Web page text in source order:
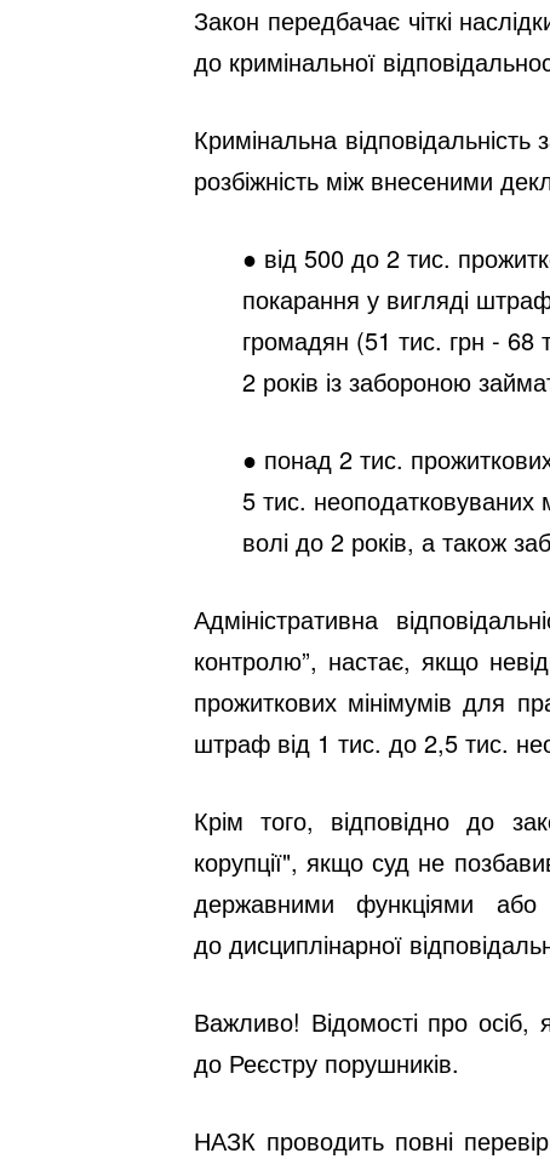
Закон передбачає чіткі
до кримінальної
Кримінальна
розбіжність між внесеними
● від 500 до 2 тис.
покарання у вигляді
громадян (51 тис. грн - 68
2 років із забороною
● понад 2 тис.
5 тис. неоподатковуваних
волі до 2 років, а також
Адміністративна
контролю”, настає, якщо
прожиткових мінімумів для
штраф від 1 тис. до 2,5 тис.
Крім того, відповідно до
корупції", якщо суд не
державними функціями
до дисциплінарної
Важливо! Відомості про осіб,
до Реєстру порушників.
НАЗК проводить повні